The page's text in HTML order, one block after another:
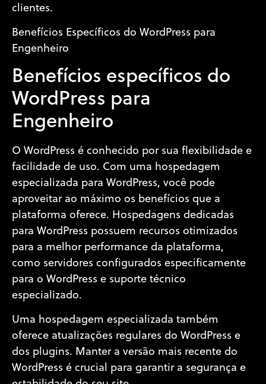
clientes.
Benefícios Específicos do WordPress para
Engenheiro
Benefícios específicos do
WordPress para
Engenheiro
O WordPress é conhecido por sua flexibilidade e
facilidade de uso. Com uma hospedagem
especializada para WordPress, você pode
aproveitar ao máximo os benefícios que a
plataforma oferece. Hospedagens dedicadas
para WordPress possuem recursos otimizados
para a melhor performance da plataforma,
como servidores configurados especificamente
para o WordPress e suporte técnico
especializado.
Uma hospedagem especializada também
oferece atualizações regulares do WordPress e
dos plugins. Manter a versão mais recente do
WordPress é crucial para garantir a segurança e